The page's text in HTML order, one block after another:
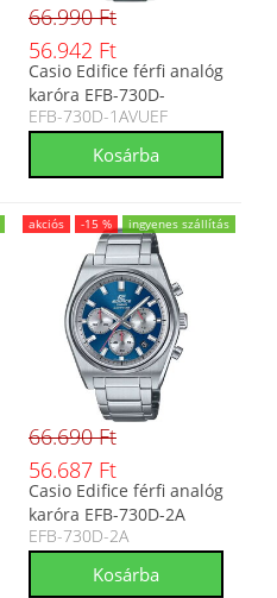
66.990 Ft
56.942 Ft
Casio Edifice férfi analóg
karóra EFB-730D-
1AVUEF
EFB-730D-1AVUEF
akciós -15 % ingyenes szállítás
66.690 Ft
56.687 Ft
Casio Edifice férfi analóg
karóra EFB-730D-2A
EFB-730D-2A